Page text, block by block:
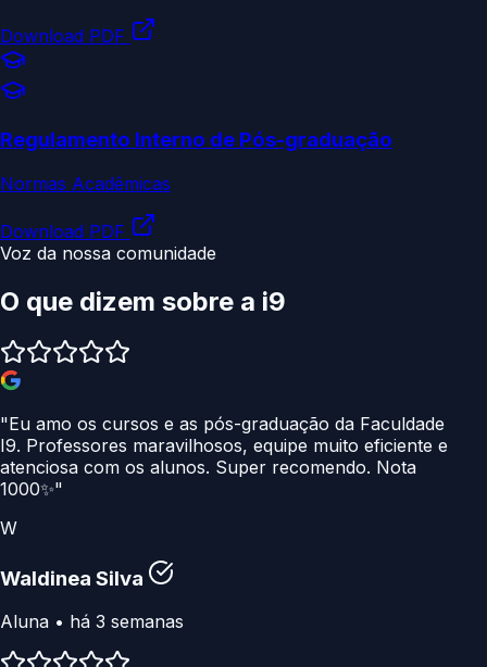
Download PDF
Regulamento Interno de Pós-graduação
Normas Acadêmicas
Download PDF
Voz da nossa comunidade
O que dizem sobre a i9
"Eu amo os cursos e as pós-graduação da Faculdade
I9. Professores maravilhosos, equipe muito eficiente e
atenciosa com os alunos. Super recomendo. Nota
1000✨"
W
Waldinea Silva
Aluna • há 3 semanas